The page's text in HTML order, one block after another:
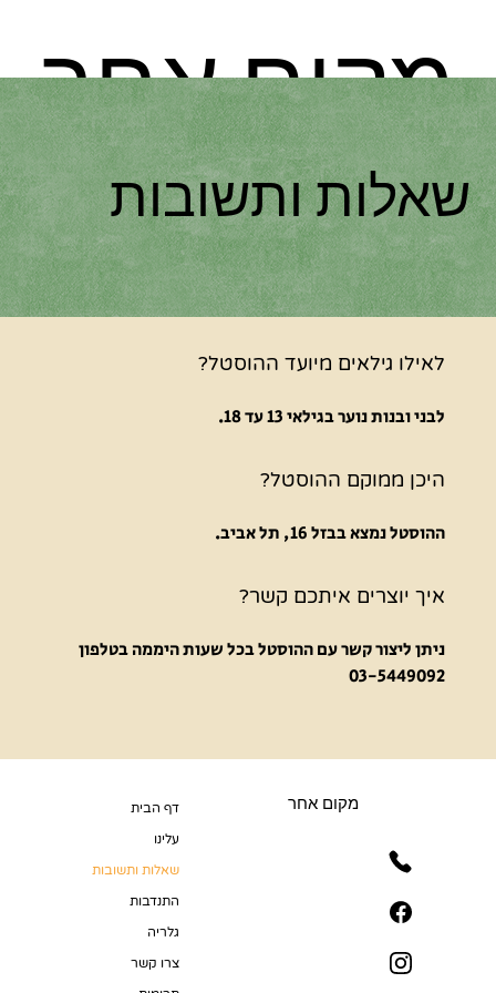
מקום אחר
שאלות ותשובות
לאילו גילאים מיועד ההוסטל?
לבני ובנות נוער בגילאי 13 עד 18.
היכן ממוקם ההוסטל?
ההוסטל נמצא בבזל 16, תל אביב.
איך יוצרים איתכם קשר?
ניתן ליצור קשר עם ההוסטל בכל שעות היממה בטלפון
03-5449092
דף הבית
עלינו
שאלות ותשובות
התנדבות
גלריה
צרו קשר
מקום אחר